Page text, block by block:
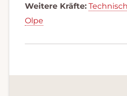
Weitere Kräfte:
Olpe